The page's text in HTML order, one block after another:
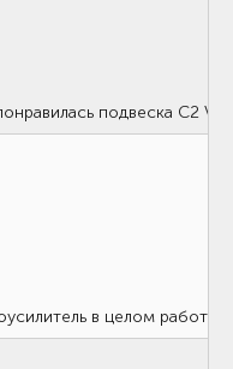
подвеска С2
в целом